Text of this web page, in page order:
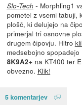
Slo-Tech - Morphling1
pometel z vsemi tabuji,
plošč, ki delujejo na
primerjal tri osnovne
drugem čipovju. Hitro
medsebojno spopadejo
8K9A2+ na KT400 ter
obvezno. Klik!
5 komentarjev